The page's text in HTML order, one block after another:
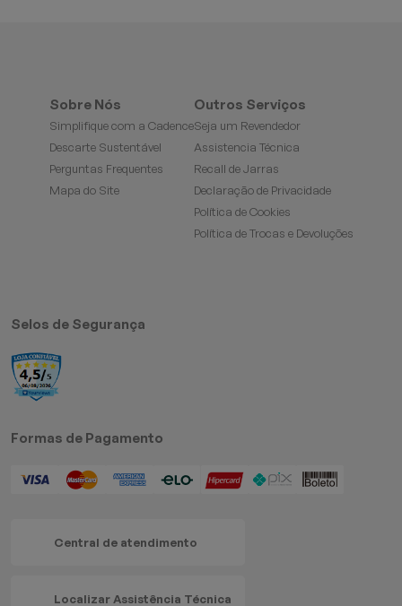
Sobre Nós
Simplifique com a Cadence
Descarte Sustentável
Perguntas Frequentes
Mapa do Site
Outros Serviços
Seja um Revendedor
Assistencia Técnica
Recall de Jarras
Declaração de Privacidade
Política de Cookies
Política de Trocas e Devoluções
Selos de Segurança
Formas de Pagamento
Central de atendimento
Localizar Assistência Técnica